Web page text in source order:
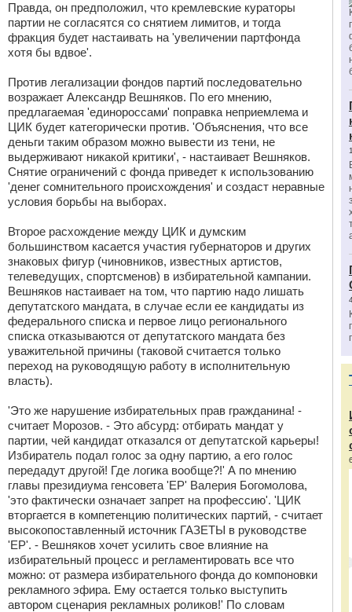
Правда, он предположил, что кремлевские кураторы
партии не согласятся со снятием лимитов, и тогда
фракция будет настаивать на 'увеличении партфонда
хотя бы вдвое'.
Против легализации фондов партий последовательно
возражает Александр Вешняков. По его мнению,
предлагаемая 'единороссами' поправка неприемлема и
ЦИК будет категорически против. 'Объяснения, что все
деньги таким образом можно вывести из тени, не
выдерживают никакой критики', - настаивает Вешняков.
Снятие ограничений с фонда приведет к использованию
'денег сомнительного происхождения' и создаст неравные
условия борьбы на выборах.
Второе расхождение между ЦИК и думским
большинством касается участия губернаторов и других
знаковых фигур (чиновников, известных артистов,
телеведущих, спортсменов) в избирательной кампании.
Вешняков настаивает на том, что партию надо лишать
депутатского мандата, в случае если ее кандидаты из
федерального списка и первое лицо регионального
списка отказываются от депутатского мандата без
уважительной причины (таковой считается только
переход на руководящую работу в исполнительную
власть).
'Это же нарушение избирательных прав гражданина! -
считает Морозов. - Это абсурд: отбирать мандат у
партии, чей кандидат отказался от депутатской карьеры!
Избиратель подал голос за одну партию, а его голос
передадут другой! Где логика вообще?!' А по мнению
главы президиума генсовета 'ЕР' Валерия Богомолова,
'это фактически означает запрет на профессию'. 'ЦИК
вторгается в компетенцию политических партий, - считает
высокопоставленный источник ГАЗЕТЫ в руководстве
'ЕР'. - Вешняков хочет усилить свое влияние на
избирательный процесс и регламентировать все что
можно: от размера избирательного фонда до компоновки
рекламного эфира. Ему остается только выступить
автором сценария рекламных роликов!' По словам